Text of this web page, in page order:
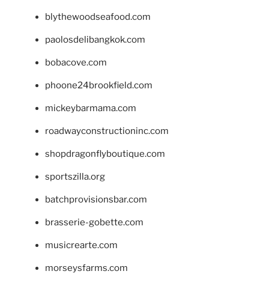
blythewoodseafood.com
paolosdelibangkok.com
bobacove.com
phoone24brookfield.com
mickeybarmama.com
roadwayconstructioninc.com
shopdragonflyboutique.com
sportszilla.org
batchprovisionsbar.com
brasserie-gobette.com
musicrearte.com
morseysfarms.com